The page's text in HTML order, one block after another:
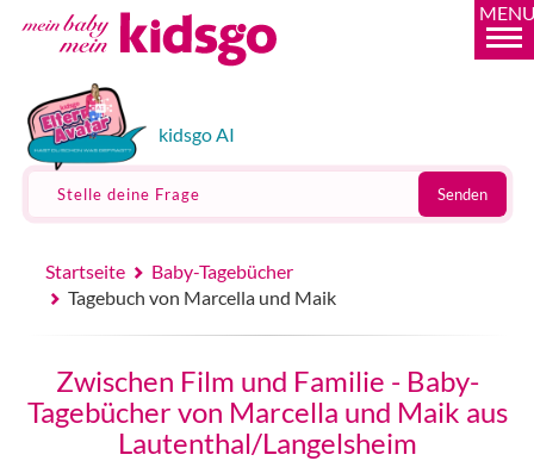
kidsgo AI
Stelle deine Frage Senden
Startseite
Baby-Tagebücher
Tagebuch von Marcella und Maik
Zwischen Film und Familie - Baby-
Tagebücher von Marcella und Maik aus
Lautenthal/Langelsheim